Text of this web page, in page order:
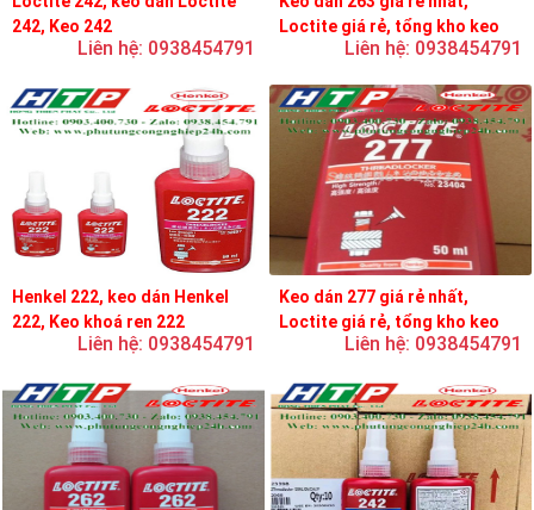
242, Keo 242
Liên hệ: 0938454791
Loctite giá rẻ, tổng kho keo
Liên hệ: 0938454791
Henkel 222, keo dán Henkel
222, Keo khoá ren 222
Liên hệ: 0938454791
Keo dán 277 giá rẻ nhất,
Loctite giá rẻ, tổng kho keo
Liên hệ: 0938454791